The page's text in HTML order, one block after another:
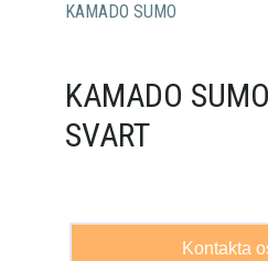
KAMADO SUMO
KAMADO
SVART
Kontakta